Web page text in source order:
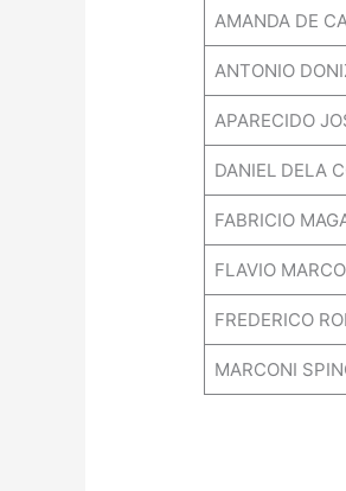
AMANDA DE
ANTONIO
APARECIDO
DANIEL DELA
FABRICIO
FLAVIO
FREDERICO
MARCONI